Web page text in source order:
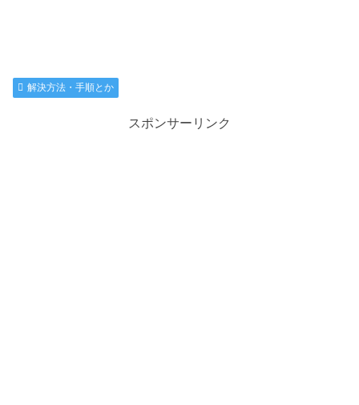
解決方法・手順とか
スポンサーリンク